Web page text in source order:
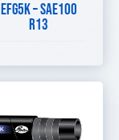
EFG5K – SAE100
R13